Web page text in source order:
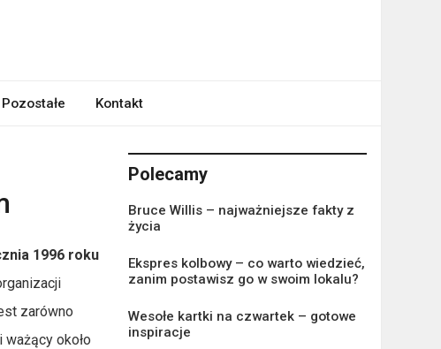
Pozostałe Kontakt
1996 roku
zarówno
około
Polecamy
Bruce Willis – najważniejsze fakty z
życia
Ekspres kolbowy – co warto wiedzieć,
zanim postawisz go w swoim lokalu?
Wesołe kartki na czwartek – gotowe
inspiracje